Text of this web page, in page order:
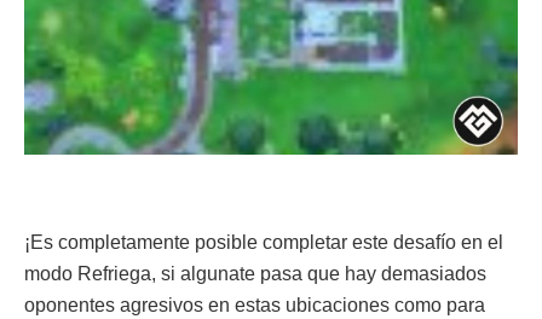
¡Es completamente posible completar este desafío en el
modo Refriega, si algunate pasa que hay demasiados
oponentes agresivos en estas ubicaciones como para